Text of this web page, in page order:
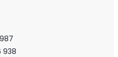
938